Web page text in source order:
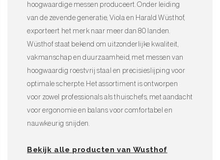
hoogwaardige messen produceert. Onder leiding
van de zevende generatie, Viola en Harald Wüsthof,
exporteert het merk naar meer dan 80 landen.
Wüsthof staat bekend om uitzonderlijke kwaliteit,
vakmanschap en duurzaamheid, met messen van
hoogwaardig roestvrij staal en precisieslijping voor
optimale scherpte. Het assortiment is ontworpen
voor zowel professionals als thuischefs, met aandacht
voor ergonomie en balans voor comfortabel en
nauwkeurig snijden.
Bekijk alle producten van Wusthof